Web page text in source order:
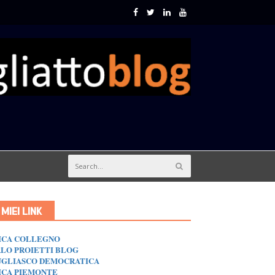
LINK
COLLEGNO
PROIETTI BLOG
DEMOCRATICA
PIEMONTE